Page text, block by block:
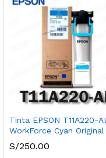
Tinta EPSON T11A220-AL
WorkForce Cyan Original
S/250.00